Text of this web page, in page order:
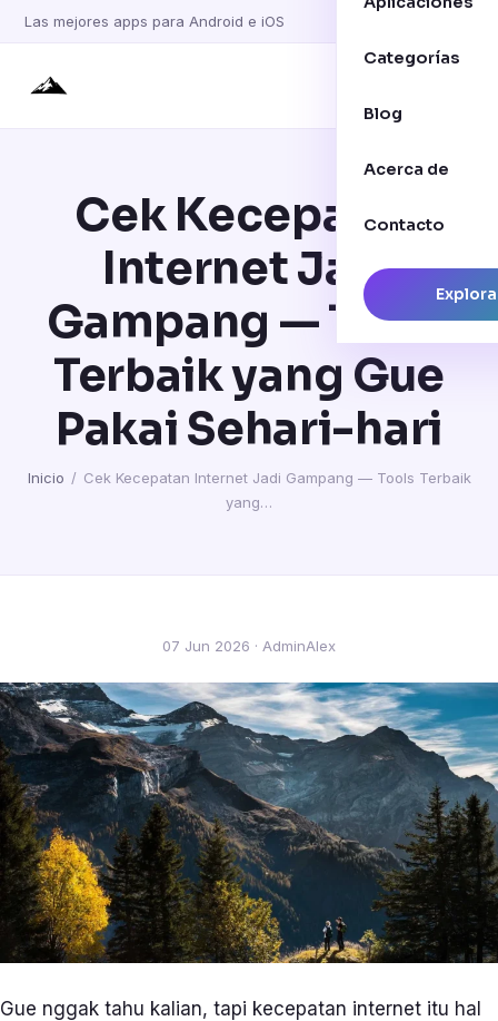
Las mejores apps para Android e iOS
Categorías
Blog
Acerca de
Contacto
Cek Kecepatan
Internet Jadi
Gampang — Tools
Terbaik yang Gue
Pakai Sehari-hari
Inicio / Cek Kecepatan Internet Jadi Gampang — Tools Terbaik
yang…
07 Jun 2026 · AdminAlex
Gue nggak tahu kalian, tapi kecepatan internet itu hal